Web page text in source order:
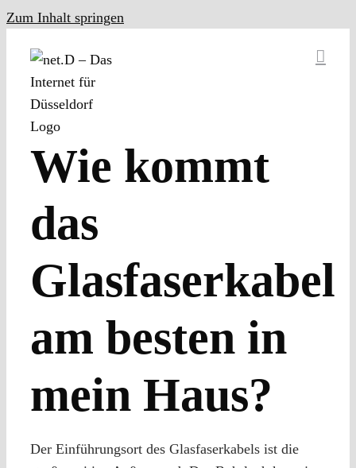
Zum Inhalt springen
Wie kommt
das
Glasfaserkabel
am besten in
mein Haus?
Der Einführungsort des Glasfaserkabels ist die